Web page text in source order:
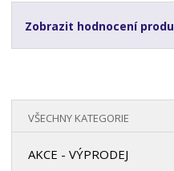
Zobrazit hodnocení
VŠECHNY KATEGORIE
AKCE - VÝPRODEJ